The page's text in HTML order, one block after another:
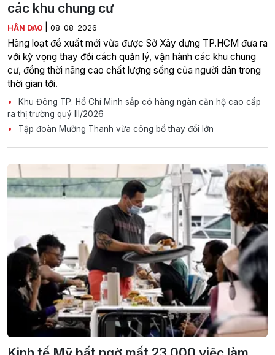
các khu chung cư
HÂN DAO 08-08-2026
Hàng loạt đề xuất mới vừa được Sở Xây dựng TP.HCM đưa ra
với kỳ vọng thay đổi cách quản lý, vận hành các khu chung
cư, đồng thời nâng cao chất lượng sống của người dân trong
thời gian tới.
Khu Đông TP. Hồ Chí Minh sắp có hàng ngàn căn hộ cao cấp
ra thị trường quý III/2026
Tập đoàn Mường Thanh vừa công bố thay đổi lớn